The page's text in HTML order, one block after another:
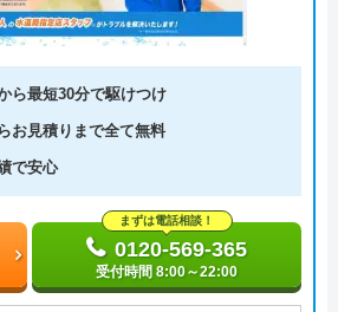
ら最短30分で駆けつけ
お見積りまで全て無料
で安心
まずは電話相談！
0120-569-365
受付時間 8:00～22:00